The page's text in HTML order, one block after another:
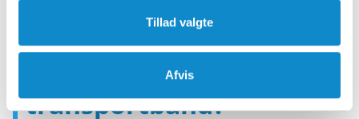
Tillad valgte
Afvis
Er du klar til at
overvinde dine
udfordringer med
transportbånd?